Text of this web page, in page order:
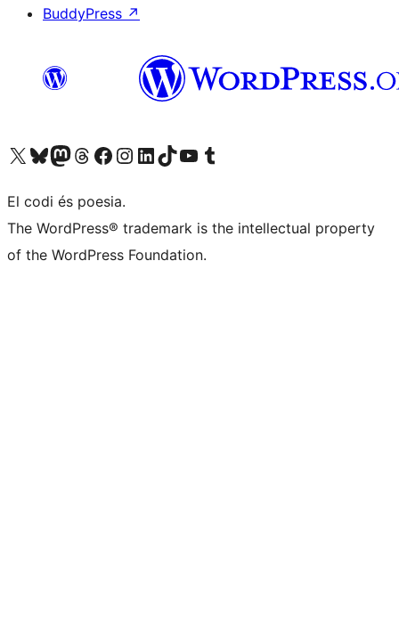
BuddyPress ↗
Visiteu el nostre compte X (abans Twitter)
Visiteu el nostre compte de Bluesky
Visiteu el nostre compte al Mastodon
Visiteu el nostre compte de Threads
Visiteu la nostra pàgina al Facebook
Visiteu el nostre compte d'Instagram
Visiteu el nostre compte de LinkedIn
Visiteu el nostre compte de TikTok
Visiteu el nostre canal al YouTube
Visiteu el nostre compte de Tumblr
El codi és poesia.
The WordPress® trademark is the intellectual property
of the WordPress Foundation.